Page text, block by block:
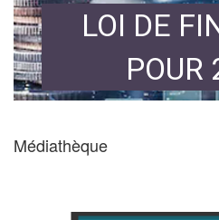
LOI DE
POUR
Médiathèque